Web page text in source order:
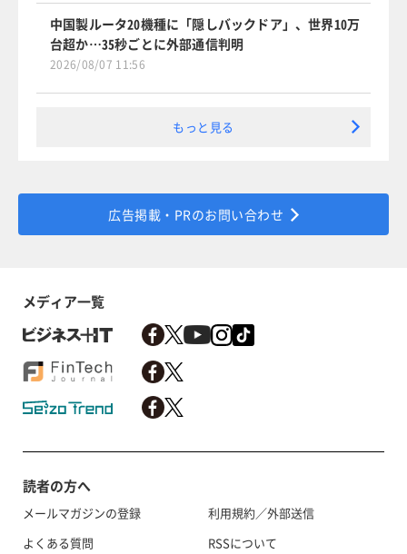
中国製ルータ20機種に「隠しバックドア」、世界10万
台超か…35秒ごとに外部通信判明
2026/08/07 11:56
もっと見る
広告掲載・PRのお問い合わせ
メディア一覧
読者の方へ
メールマガジンの登録
よくある質問
利用規約／外部送信
RSSについて